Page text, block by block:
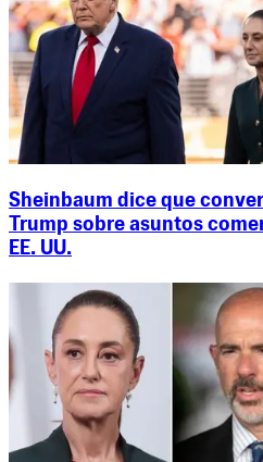
Sheinbaum dice que
Trump sobre asuntos
EE. UU.